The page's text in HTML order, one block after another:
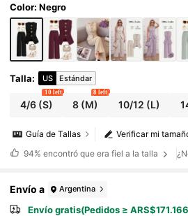
Color: Negro
Talla: US Estándar
4/6(S)
10 left
8 (M)
8 left
10/12 (L)
Verificar mi
Guía de Tallas
94% encontró que era fiel a la talla
Envío a Argentina
Envío gratis(Pedidos ≥